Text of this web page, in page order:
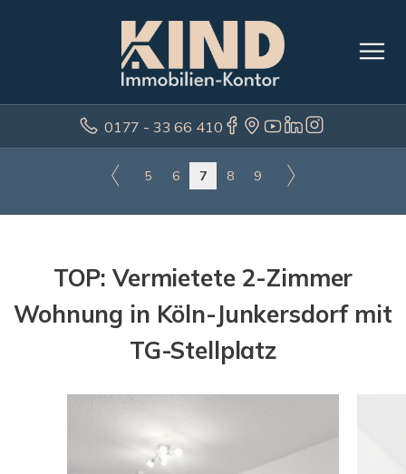
0177 - 33 66 410
5 6 7 8 9
TOP: Vermietete 2-Zimmer
Wohnung in Köln-Junkersdorf mit
TG-Stellplatz